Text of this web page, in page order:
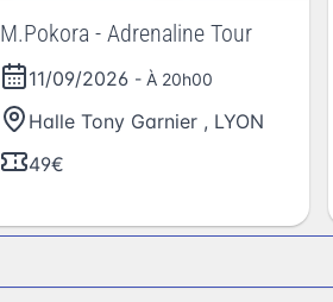
M.Pokora - Adrenaline Tour
11/09/2026 - À 20h00
Halle Tony Garnier , LYON
49€